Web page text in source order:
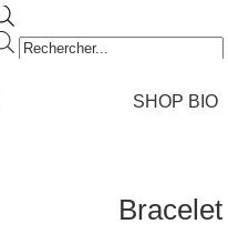
Recherche
de
SHOP BIO